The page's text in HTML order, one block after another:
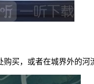
买，或者在城界外的河